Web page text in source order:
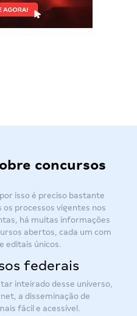
concursos
isso é preciso bastante
processos vigentes nos
há muitas informações
abertos, cada um com
editais únicos.
federais
inteirado desse universo,
a disseminação de
fácil e acessível.